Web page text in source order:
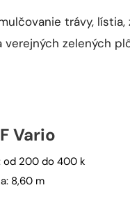
trávy,
zelených
Vario
od 200 do 400 k
8,60 m